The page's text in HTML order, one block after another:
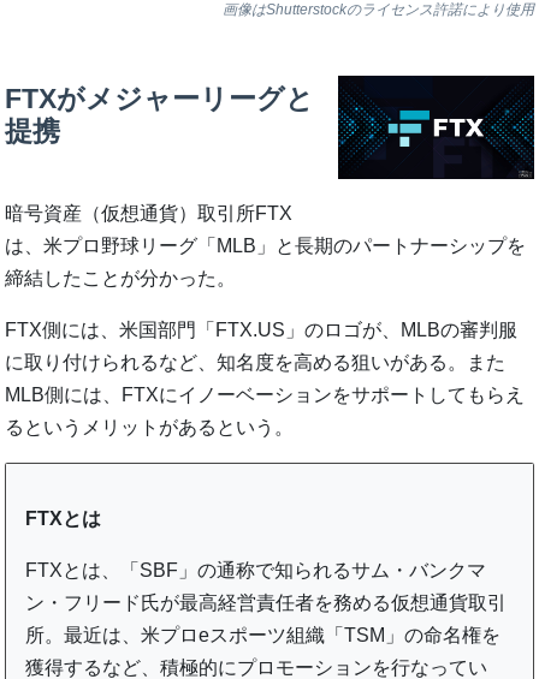
画像はShutterstockのライセンス許諾により使用
FTXがメジャーリーグと
提携
暗号資産（仮想通貨）取引所FTX
は、米プロ野球リーグ「MLB」と長期のパートナーシップを
締結したことが分かった。
FTX側には、米国部門「FTX.US」のロゴが、MLBの審判服
に取り付けられるなど、知名度を高める狙いがある。また
MLB側には、FTXにイノーベーションをサポートしてもらえ
るというメリットがあるという。
FTXとは
FTXとは、「SBF」の通称で知られるサム・バンクマ
ン・フリード氏が最高経営責任者を務める仮想通貨取引
所。最近は、米プロeスポーツ組織「TSM」の命名権を
獲得するなど、積極的にプロモーションを行なってい